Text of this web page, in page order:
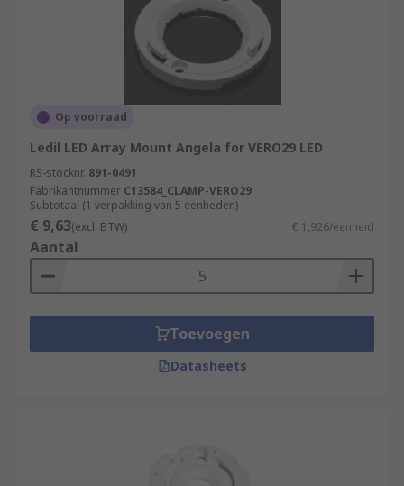
Op voorraad
Ledil LED Array Mount Angela for VERO29 LED
RS-stocknr. 891-0491
Fabrikantnummer C13584_CLAMP-VERO29
Subtotaal (1 verpakking van 5 eenheden)
€ 9,63(excl. BTW) € 1,926/eenheid
Aantal
Toevoegen
Datasheets